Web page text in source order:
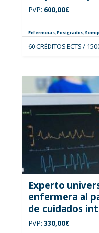
PVP: 600,00€
Enfermeras,Postgrados,
60 CRÉDITOS ECTS /
Experto
enfermera al
de cuidados
PVP: 330,00€